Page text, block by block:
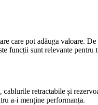
care pot adăuga valoare.
funcții sunt relevante pentru
retractabile și
a-i menține performanța.